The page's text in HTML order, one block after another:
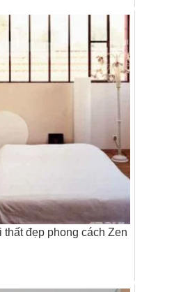
thất đẹp phong cách Zen